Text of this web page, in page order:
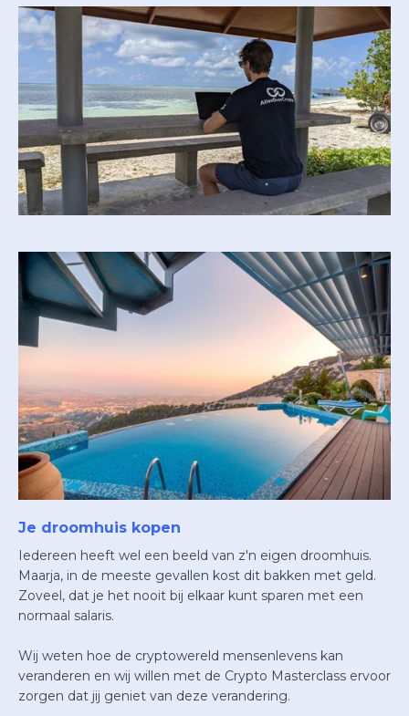
Je droomhuis kopen
Iedereen heeft wel een beeld van z'n eigen droomhuis.
Maarja, in de meeste gevallen kost dit bakken met geld.
Zoveel, dat je het nooit bij elkaar kunt sparen met een
normaal salaris.
Wij weten hoe de cryptowereld mensenlevens kan
veranderen en wij willen met de Crypto Masterclass ervoor
zorgen dat jij geniet van deze verandering.